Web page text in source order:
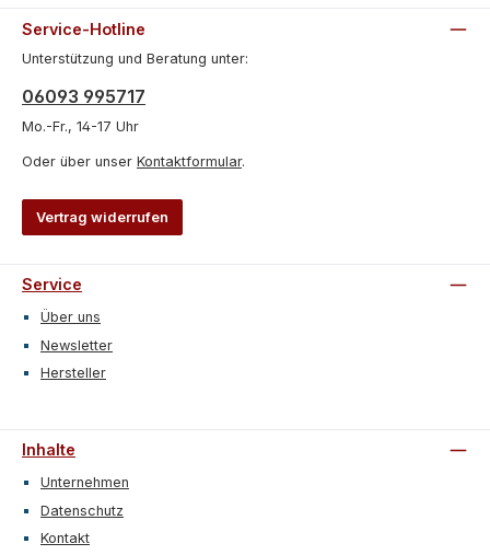
Service-Hotline
Unterstützung und Beratung unter:
06093 995717
Mo.-Fr., 14-17 Uhr
Oder über unser Kontaktformular.
Vertrag widerrufen
Service
Über uns
Newsletter
Hersteller
Inhalte
Unternehmen
Datenschutz
Kontakt